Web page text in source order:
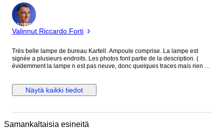
asiantuntija
Valinnut Riccardo Forti
Très belle lampe de bureau Kartell. Ampoule comprise. La lampe est
signée a plusieurs endroits. Les photos font partie de la description. (
évidemment la lampe n est pas neuve, donc quelques traces mais rien de
Näytä kaikki tiedot
Samankaltaisia esineitä